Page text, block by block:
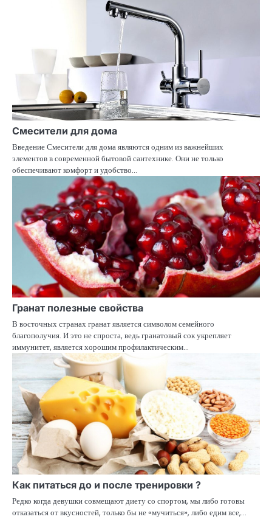
Смесители для дома
Введение Смесители для дома являются одним из важнейших
элементов в современной бытовой сантехнике. Они не только
обеспечивают комфорт и удобство…
Гранат полезные свойства
В восточных странах гранат является символом семейного
благополучия. И это не спроста, ведь гранатовый сок укрепляет
иммунитет, является хорошим профилактическим…
Как питаться до и после тренировки ?
Редко когда девушки совмещают диету со спортом, мы либо готовы
отказаться от вкусностей, только бы не «мучиться», либо едим все,…